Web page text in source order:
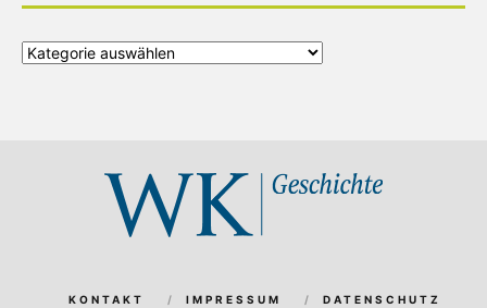
Alle
KONTAKT IMPRESSUM DATENSCHUTZ